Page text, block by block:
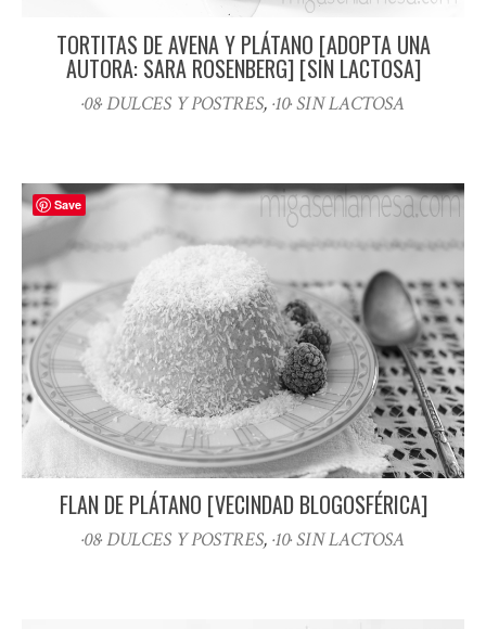
TORTITAS DE AVENA Y PLÁTANO [ADOPTA UNA
AUTORA: SARA ROSENBERG] [SIN LACTOSA]
·08· DULCES Y POSTRES, ·10· SIN LACTOSA
FLAN DE PLÁTANO [VECINDAD BLOGOSFÉRICA]
·08· DULCES Y POSTRES, ·10· SIN LACTOSA
Save